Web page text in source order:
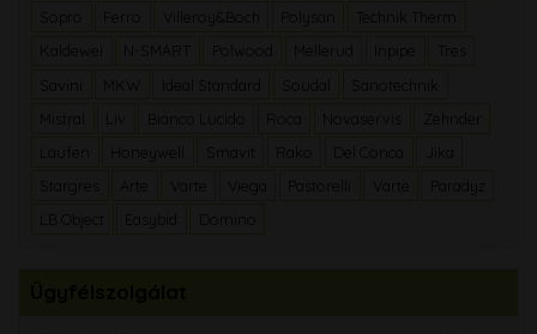
Ferro Villeroy&Boch
Technik Therm
Kaldewei
N-SMART Mellerud Inpipe
Tres
MKW Ideal Standard
Sanotechnik
Mistral
Bianco Lucido Novaservis
Zehnder
Laufen
Honeywell Smavit Del Conca
Stargres
Arte Varte Viega Pastorelli Varte
LB Object